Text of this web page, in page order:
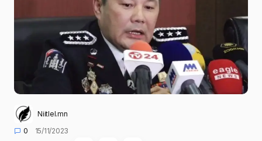
Niitlel.mn
0
15/11/2023